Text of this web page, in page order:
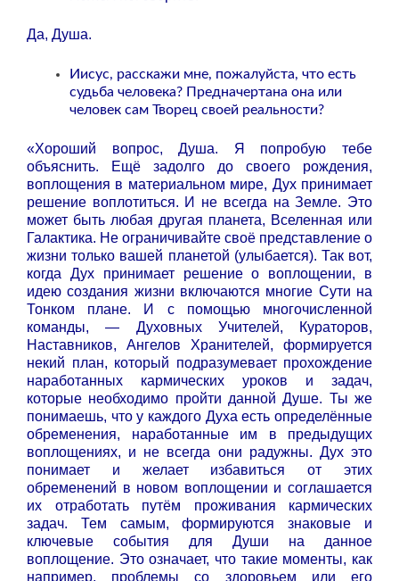
Да, Душа.
Иисус, расскажи мне, пожалуйста, что есть
судьба человека? Предначертана она или
человек сам Творец своей реальности?
«Хороший вопрос, Душа. Я попробую тебе
объяснить. Ещё задолго до своего рождения,
воплощения в материальном мире, Дух принимает
решение воплотиться. И не всегда на Земле. Это
может быть любая другая планета, Вселенная или
Галактика. Не ограничивайте своё представление о
жизни только вашей планетой (улыбается). Так вот,
когда Дух принимает решение о воплощении, в
идею создания жизни включаются многие Сути на
Тонком плане. И с помощью многочисленной
команды, — Духовных Учителей, Кураторов,
Наставников, Ангелов Хранителей, формируется
некий план, который подразумевает прохождение
наработанных кармических уроков и задач,
которые необходимо пройти данной Душе. Ты же
понимаешь, что у каждого Духа есть определённые
обременения, наработанные им в предыдущих
воплощениях, и не всегда они радужны. Дух это
понимает и желает избавиться от этих
обременений в новом воплощении и соглашается
их отработать путём проживания кармических
задач. Тем самым, формируются знаковые и
ключевые события для Души на данное
воплощение. Это означает, что такие моменты, как
например, проблемы со здоровьем или его